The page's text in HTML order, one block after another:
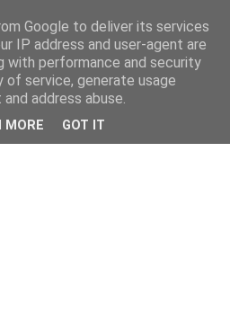
Google to deliver its services
IP address and user-agent are
with performance and security
service, generate usage
address abuse.
MORE GOT IT